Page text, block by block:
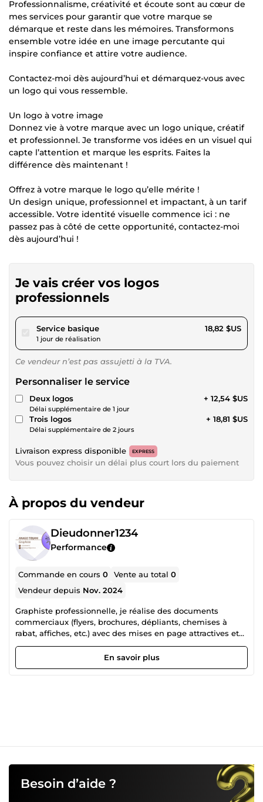
Professionnalisme, créativité et écoute sont au cœur de
mes services pour garantir que votre marque se
démarque et reste dans les mémoires. Transformons
ensemble votre idée en une image percutante qui
inspire confiance et attire votre audience.
Contactez-moi dès aujourd’hui et démarquez-vous avec
un logo qui vous ressemble.
Un logo à votre image
Donnez vie à votre marque avec un logo unique, créatif
et professionnel. Je transforme vos idées en un visuel qui
capte l’attention et marque les esprits. Faites la
différence dès maintenant !
Offrez à votre marque le logo qu’elle mérite !
Un design unique, professionnel et impactant, à un tarif
accessible. Votre identité visuelle commence ici : ne
passez pas à côté de cette opportunité, contactez-moi
dès aujourd’hui !
Je vais créer vos logos
professionnels
Service basiquepour 17,34 $US
1 jour de réalisation
18,82 $US
Ce vendeur n’est pas assujetti à la TVA.
Personnaliser le service
Deux logos
Délai supplémentaire de 1 jour
+ 12,54 $US
Trois logos
Délai supplémentaire de 2 jours
+ 18,81 $US
Livraison express disponible EXPRESS
Vous pouvez choisir un délai plus court lors du paiement
À propos du vendeur
Dieudonner1234
Performance
Commande en cours0 Vente au total0
Vendeur depuis Nov. 2024
Graphiste professionnelle, je réalise des documents
commerciaux (flyers, brochures, dépliants, chemises à
rabat, affiches, etc.) avec des mises en page attractives et
adaptées à votre cible, qu’il s’agisse de supports
promotionnels, marketing ou commerciaux.
En savoir plus
Besoin d’aide ?